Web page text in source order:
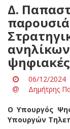
Δ.
06/12/2024
Δημήτρης
Ο Υπουργός
Υπουργών